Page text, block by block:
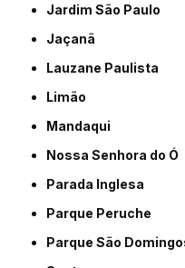
Jardim São Paulo
Jaçanã
Lauzane Paulista
Limão
Mandaqui
Nossa Senhora do Ó
Parada Inglesa
Parque Peruche
Parque São